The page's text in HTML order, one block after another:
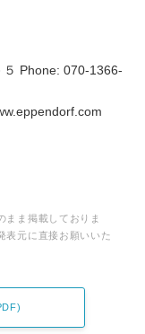
Phone: 070-1366-
まま掲載しておりま
表元に直接お願いいた